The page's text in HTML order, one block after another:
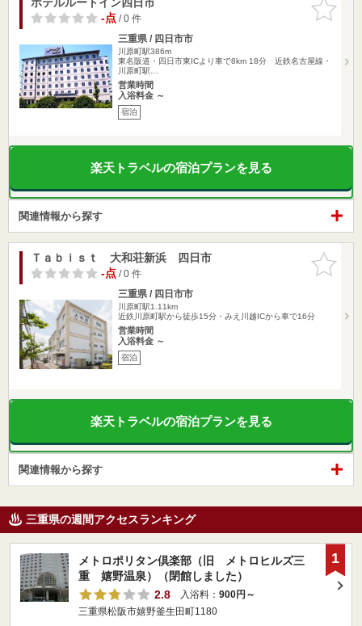
りに追加
-点/ 0 件
三重県 / 四日市市
川原町駅386m
東名阪道・四日市東ICより車で8km 18分 近鉄名古屋線・
川原町駅…
営業時間
入浴料金 ～
宿泊
楽天トラベルの宿泊プランを見る
関連情報から探す
お気に入
りに追加
Ｔａｂｉｓｔ 大和荘新浜 四日市
-点/ 0 件
三重県 / 四日市市
川原町駅1.11km
近鉄川原町駅から徒歩15分・みえ川越ICから車で16分
営業時間
入浴料金 ～
宿泊
楽天トラベルの宿泊プランを見る
関連情報から探す
三重県の週間アクセスランキング
メトロポリタン倶楽部（旧 メトロヒルズ三
重 嬉野温泉）（閉館しました）
2.8
入浴料： 900円～
三重県松阪市嬉野釜生田町1180
1